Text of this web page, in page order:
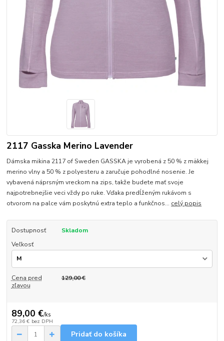
2117 Gasska Merino Lavender
Dámska mikina 2117 of Sweden GASSKA je vyrobená z 50 % z mäkkej
merino vlny a 50 % z polyesteru a zaručuje pohodlné nosenie. Je
vybavená náprsným vreckom na zips, takže budete mať svoje
najpotrebnejšie veci vždy po ruke. Vďaka predĺženým rukávom s
otvorom na palce vám poskytnú extra teplo a funkčnos... celý popis
Dostupnosť
Skladom
Veľkosť
Cena pred
zľavou
129,00 €
89,00 €/ks
72,36 € bez DPH
Pridať do košíka